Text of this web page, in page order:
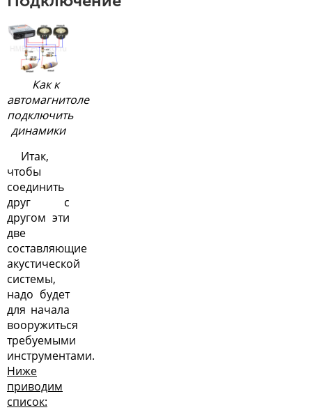
Как к
автомагнитоле
подключить
динамики
Итак,
чтобы
соединить
друг с
другом эти
две
составляющие
акустической
системы,
надо будет
для начала
вооружиться
требуемыми
инструментами.
Ниже
приводим
список: